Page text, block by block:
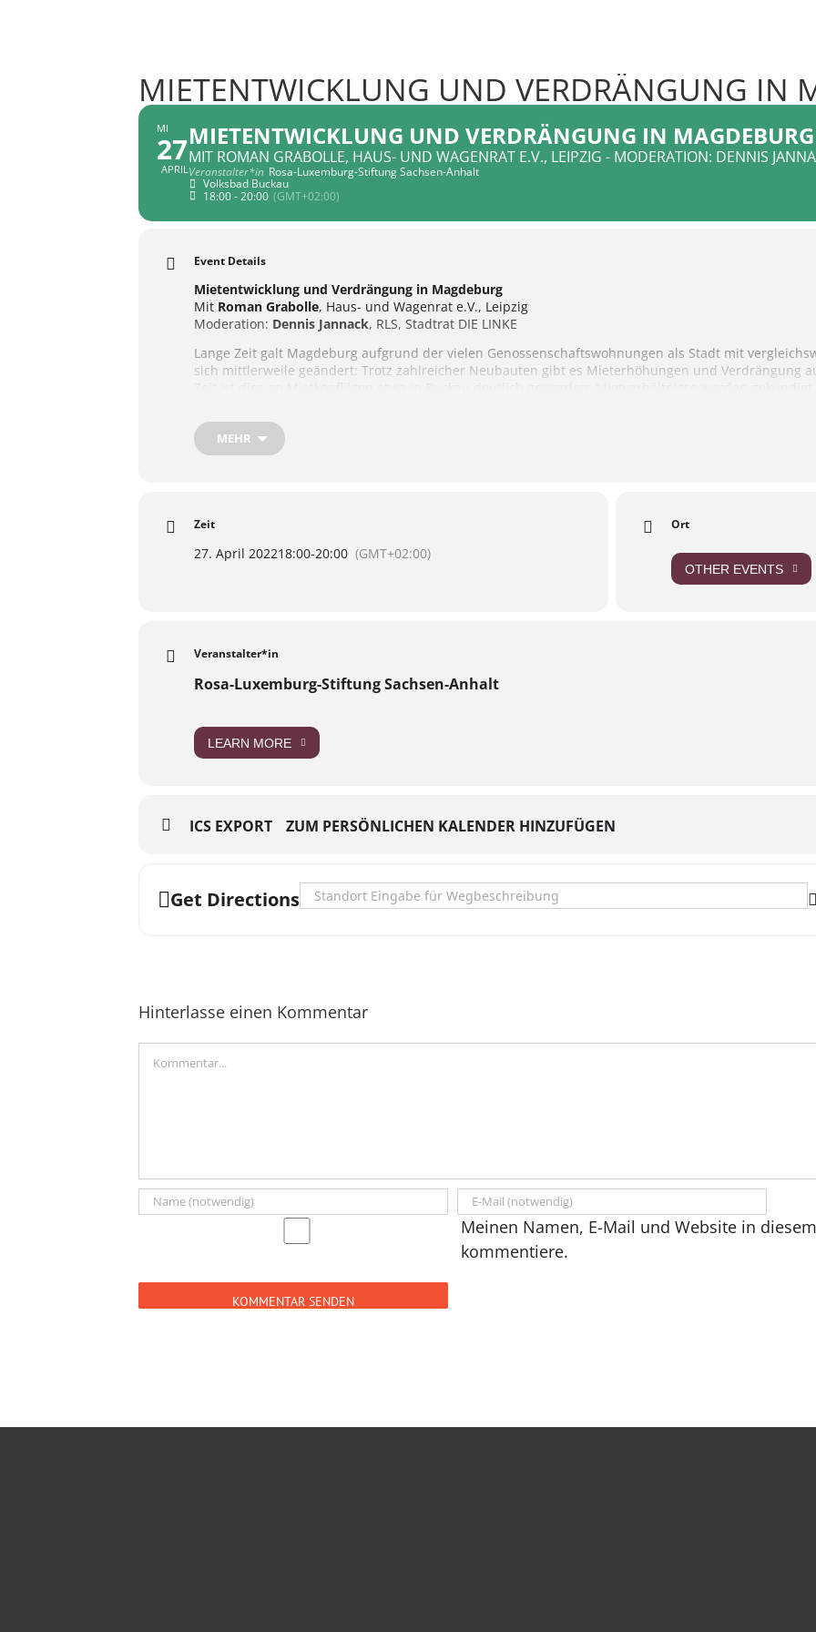
MIETENTWICKLUNG UND VERDRÄNGUNG IN
MI
27
APRIL
MIETENTWICKLUNG UND VERDRÄNGUNG IN MAGDEBURG
MIT ROMAN GRABOLLE, HAUS- UND WAGENRAT E.V., LEIPZIG - MODERATION: DENNIS
Veranstalter*in Rosa-Luxemburg-Stiftung Sachsen-Anhalt
Volksbad Buckau
18:00 - 20:00 (GMT+02:00)
Event Details
Mietentwicklung und Verdrängung in Magdeburg
Mit Roman Grabolle, Haus- und Wagenrat e.V., Leipzig
Moderation: Dennis Jannack, RLS, Stadtrat DIE LINKE
Lange Zeit galt Magdeburg aufgrund der vielen Genossenschaftswohnungen als Stadt mit
sich mittlerweile geändert: Trotz zahlreicher Neubauten gibt es Mieterhöhungen und Verdrängung
Tendenzen nachgehen, um zu verstehen, welche strukturellen Ursachen Mieterhöhungen und
https://st.rosalux.de/veranstaltung/es_detail/9VTTC/mietentwicklung-und-verdraengung-in-magdeburg
MEHR
Zeit
27. April 202218:00-20:00 (GMT+02:00)
Ort
OTHER EVENTS
Veranstalter*in
Rosa-Luxemburg-Stiftung Sachsen-Anhalt
LEARN MORE
ICS EXPORT ZUM PERSÖNLICHEN KALENDER HINZUFÜGEN
Get Directions Address - Mietentwicklung und Verdrängung in Magdeburg []
Hinterlasse einen Kommentar
Meinen Namen, E-Mail und Website in
kommentiere.